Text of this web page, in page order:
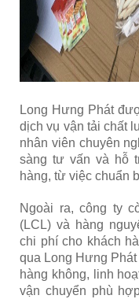
Long Hưng Phát
dịch vụ vận tải chất
nhân viên chuyên
sàng tư vấn và hỗ
hàng, từ việc chuẩn
Ngoài ra, công ty
(LCL) và hàng
chi phí cho khách
qua Long Hưng
hàng không, linh
vận chuyển phù